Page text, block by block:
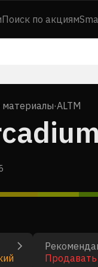
Поиск по акциям
·ALTM
Продавать